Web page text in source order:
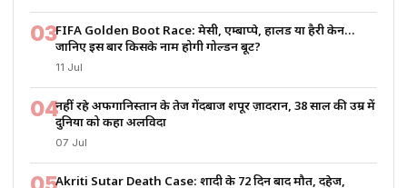
03FIFA Golden Boot Race: मेसी, एम्बाप्पे, हालैंड या हैरी केन…
जानिए इस बार किसके नाम होगी गोल्डन बूट?
11 Jul
04नहीं रहे अफगानिस्तान के तेज गेंदबाज शपूर ज़ादरान, 38 साल की उम्र में
दुनिया को कहा अलविदा
07 Jul
Akriti Sutar Death Case: शादी के 72 दिन बाद मौत, दहेज,